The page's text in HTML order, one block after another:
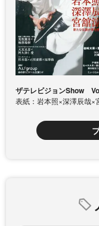
ザテレビジョンShow
表紙：岩本照×深澤辰哉×